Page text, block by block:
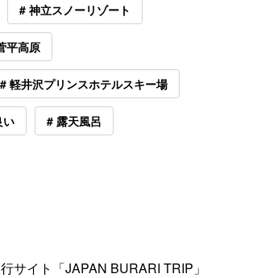
# 神立スノーリゾート
平高原
# 軽井沢プリンスホテルスキー場
い # 露天風呂
サイト「JAPAN BURARI TRIP」